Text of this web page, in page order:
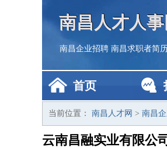
南昌人才人事
南昌企业招聘 南昌求职者简历
首页
当前位置： 南昌人才网 > 南昌
云南昌融实业有限公